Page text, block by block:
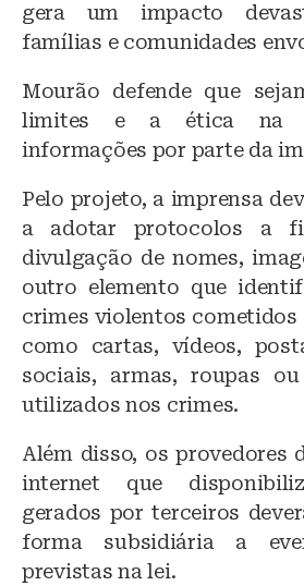
gera um impacto
famílias e comunidades
Mourão defende que
limites e a ética na
informações por parte da
Pelo projeto, a imprensa
a adotar protocolos a
divulgação de nomes,
outro elemento que
crimes violentos cometidos
como cartas, vídeos,
sociais, armas, roupas
utilizados nos crimes.
Além disso, os provedores
internet que
gerados por terceiros
forma subsidiária a
previstas na lei.